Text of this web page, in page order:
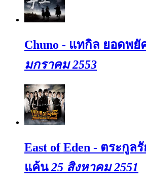
Chuno - แทกิล ยอดพ
มกราคม 2553
East of Eden - ตระกูล
แค้น25 สิงหาคม 2551